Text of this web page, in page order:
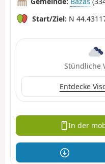
Start/Ziel: N
Stündliche
Entdecke
In der